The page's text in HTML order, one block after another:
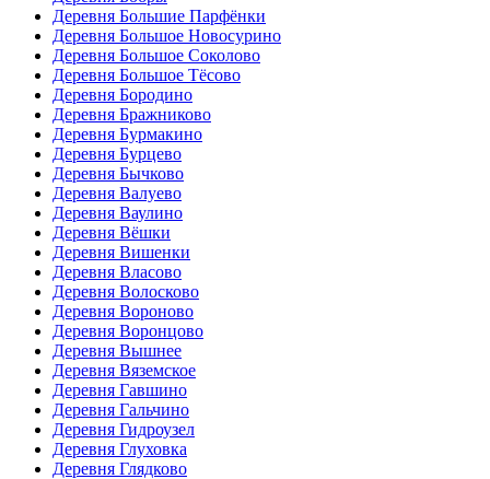
Деревня Большие Парфёнки
Деревня Большое Новосурино
Деревня Большое Соколово
Деревня Большое Тёсово
Деревня Бородино
Деревня Бражниково
Деревня Бурмакино
Деревня Бурцево
Деревня Бычково
Деревня Валуево
Деревня Ваулино
Деревня Вёшки
Деревня Вишенки
Деревня Власово
Деревня Волосково
Деревня Вороново
Деревня Воронцово
Деревня Вышнее
Деревня Вяземское
Деревня Гавшино
Деревня Гальчино
Деревня Гидроузел
Деревня Глуховка
Деревня Глядково